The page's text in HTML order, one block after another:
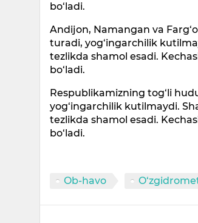
bo‘ladi.
Andijon, Namangan va
turadi, yog‘ingarchilik
tezlikda shamol esadi.
bo‘ladi.
Respublikamizning tog‘li
yog‘ingarchilik kutilmaydi.
tezlikda shamol esadi.
bo‘ladi.
Ob-havo